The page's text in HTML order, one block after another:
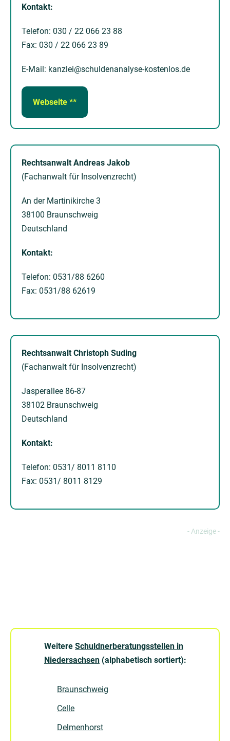
Kontakt:
Telefon: 030 / 22 066 23 88
Fax: 030 / 22 066 23 89
E-Mail: kanzlei@schuldenanalyse-kostenlos.de
Webseite **
Rechtsanwalt Andreas Jakob
(Fachanwalt für Insolvenzrecht)
An der Martinikirche 3
38100 Braunschweig
Deutschland
Kontakt:
Telefon: 0531/88 6260
Fax: 0531/88 62619
Rechtsanwalt Christoph Suding
(Fachanwalt für Insolvenzrecht)
Jasperallee 86-87
38102 Braunschweig
Deutschland
Kontakt:
Telefon: 0531/ 8011 8110
Fax: 0531/ 8011 8129
Weitere Schuldnerberatungsstellen in
Niedersachsen (alphabetisch sortiert):
Braunschweig
Celle
Delmenhorst